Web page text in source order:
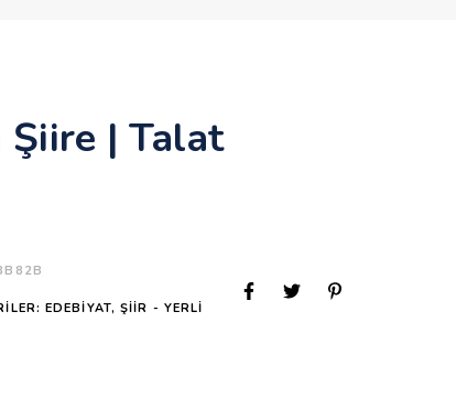
Şiire | Talat
EDEBIYAT,ŞIIR - YERLI